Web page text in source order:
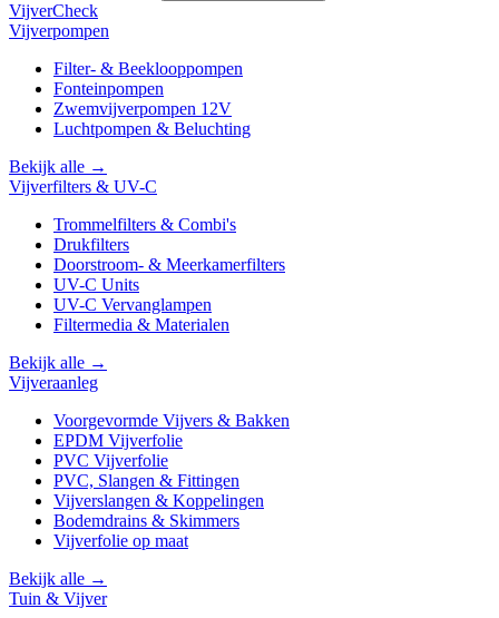
VijverCheck
Vijverpompen
Filter- & Beeklooppompen
Fonteinpompen
Zwemvijverpompen 12V
Luchtpompen & Beluchting
Bekijk alle →
Vijverfilters & UV-C
Trommelfilters & Combi's
Drukfilters
Doorstroom- & Meerkamerfilters
UV-C Units
UV-C Vervanglampen
Filtermedia & Materialen
Bekijk alle →
Vijveraanleg
Voorgevormde Vijvers & Bakken
EPDM Vijverfolie
PVC Vijverfolie
PVC, Slangen & Fittingen
Vijverslangen & Koppelingen
Bodemdrains & Skimmers
Vijverfolie op maat
Bekijk alle →
Tuin & Vijver